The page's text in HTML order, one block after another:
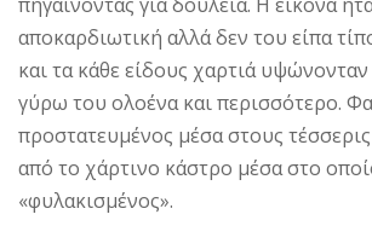
αποκαρδιωτική αλλά δεν του είπα
και τα κάθε είδους χαρτιά υψώνονταν
γύρω του ολοένα και περισσότερο.
προστατευμένος μέσα στους
από το χάρτινο κάστρο μέσα στο
«φυλακισμένος».